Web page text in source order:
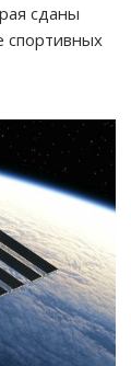
сданы
спортивных